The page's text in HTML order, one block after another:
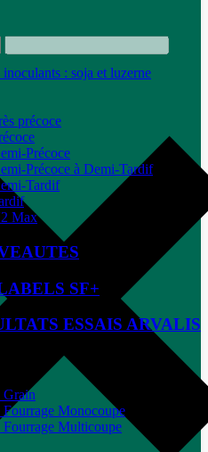
: soja et luzerne
précoce
Précoce
Précoce à Demi-Tardif
Tardif
Max
SF+
ESSAIS ARVALIS
Grain
Fourrage Monocoupe
Fourrage Multicoupe